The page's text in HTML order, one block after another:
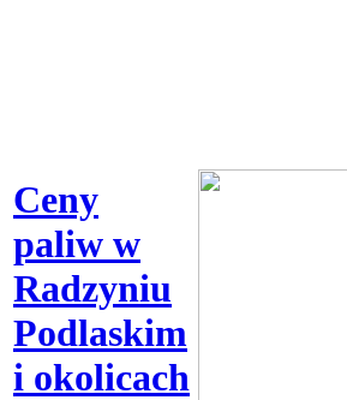
Ceny
paliw w
Radzyniu
Podlaskim
i okolicach